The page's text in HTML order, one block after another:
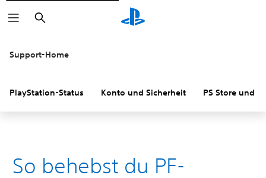
Suchen
Support-Home
PlayStation-Status Konto und Sicherheit PS Store und
So behebst du PF-